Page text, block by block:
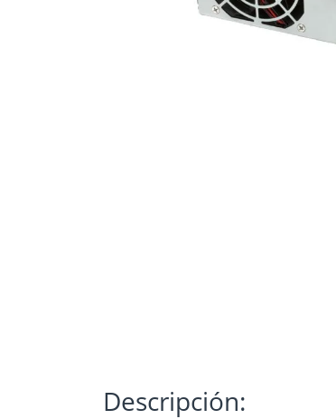
Descripción: